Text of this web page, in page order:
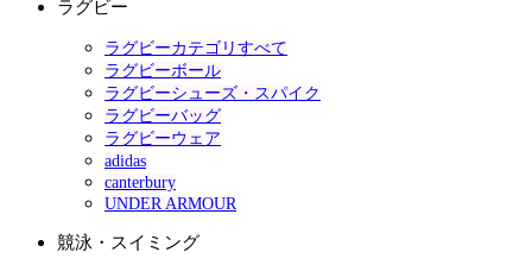
ラグビー
ラグビーカテゴリすべて
ラグビーボール
ラグビーシューズ・スパイク
ラグビーバッグ
ラグビーウェア
adidas
canterbury
UNDER ARMOUR
競泳・スイミング